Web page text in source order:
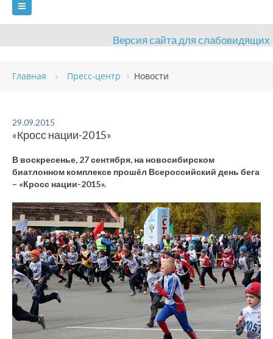
Версия сайта для слабовидящих
ГЛАВНАЯ
ВИДЫ СПОРТА
ОЦЕНКА КАЧЕСТВА ОБРАЗОВАНИЯ ВАКАНСИИ
Главная Пресс-центр Новости
29.09.2015
«Кросс нации-2015»
В воскресенье, 27 сентября, на новосибирском
биатлонном комплексе прошёл Всероссийский день бега
– «Кросс нации-2015».